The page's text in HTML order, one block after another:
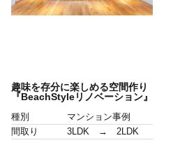
趣味を存分に楽しめる空間作り
『BeachStyleリノベーション』
種別
マンション事例
間取り
3LDK → 2LDK